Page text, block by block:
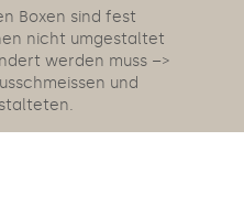
Boxen sind fest
nicht umgestaltet
werden muss –>
und